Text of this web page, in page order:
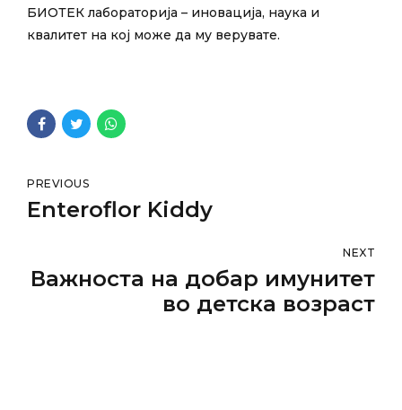
БИОТЕК лабораторија – иновација, наука и
квалитет на кој може да му верувате.
PREVIOUS
Enteroflor Kiddy
NEXT
Важноста на добар имунитет
во детска возраст